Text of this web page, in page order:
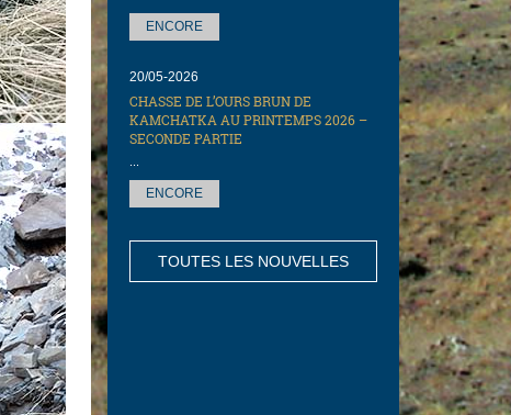
ENCORE
20/05-2026
CHASSE DE L’OURS BRUN DE
KAMCHATKA AU PRINTEMPS 2026 –
SECONDE PARTIE
ENCORE
TOUTES LES NOUVELLES